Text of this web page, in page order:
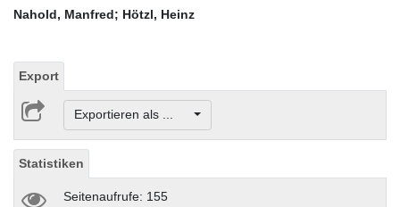
Nahold, Manfred; Hötzl, Heinz
Export
Exportieren als ...
Statistiken
Seitenaufrufe: 155